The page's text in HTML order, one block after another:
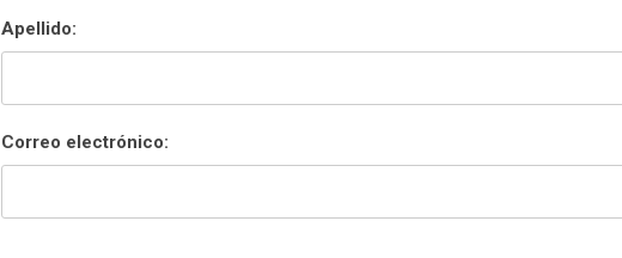
Apellido:
Correo electrónico: